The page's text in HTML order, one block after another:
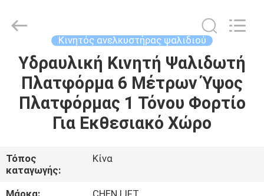
ΣΠΊΤΙ
ΠΡΟΪΌΝΤΑ
ΜΕ
ΕΜΆΣ
Reserved.
Κινητός ανελκυστήρας ψαλιδιού
Υδραυλική Κινητή Ψαλιδωτή
Πλατφόρμα 6 Μέτρων Ύψος
Πλατφόρμας 1 Τόνου Φορτίο
Για Εκθεσιακό Χώρο
Τόπος
καταγωγής:
Κίνα